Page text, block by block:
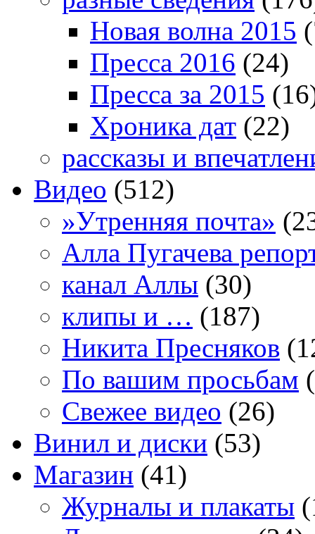
Новая волна 2015
Пресса 2016 (24)
Пресса за 2015
Хроника дат (22)
рассказы и
Видео (512)
»Утренняя почта»
Алла Пугачева
канал Аллы (30)
клипы и … (187)
Никита Пресняков
По вашим просьбам
Свежее видео (26)
Винил и диски (53)
Магазин (41)
Журналы и плакаты